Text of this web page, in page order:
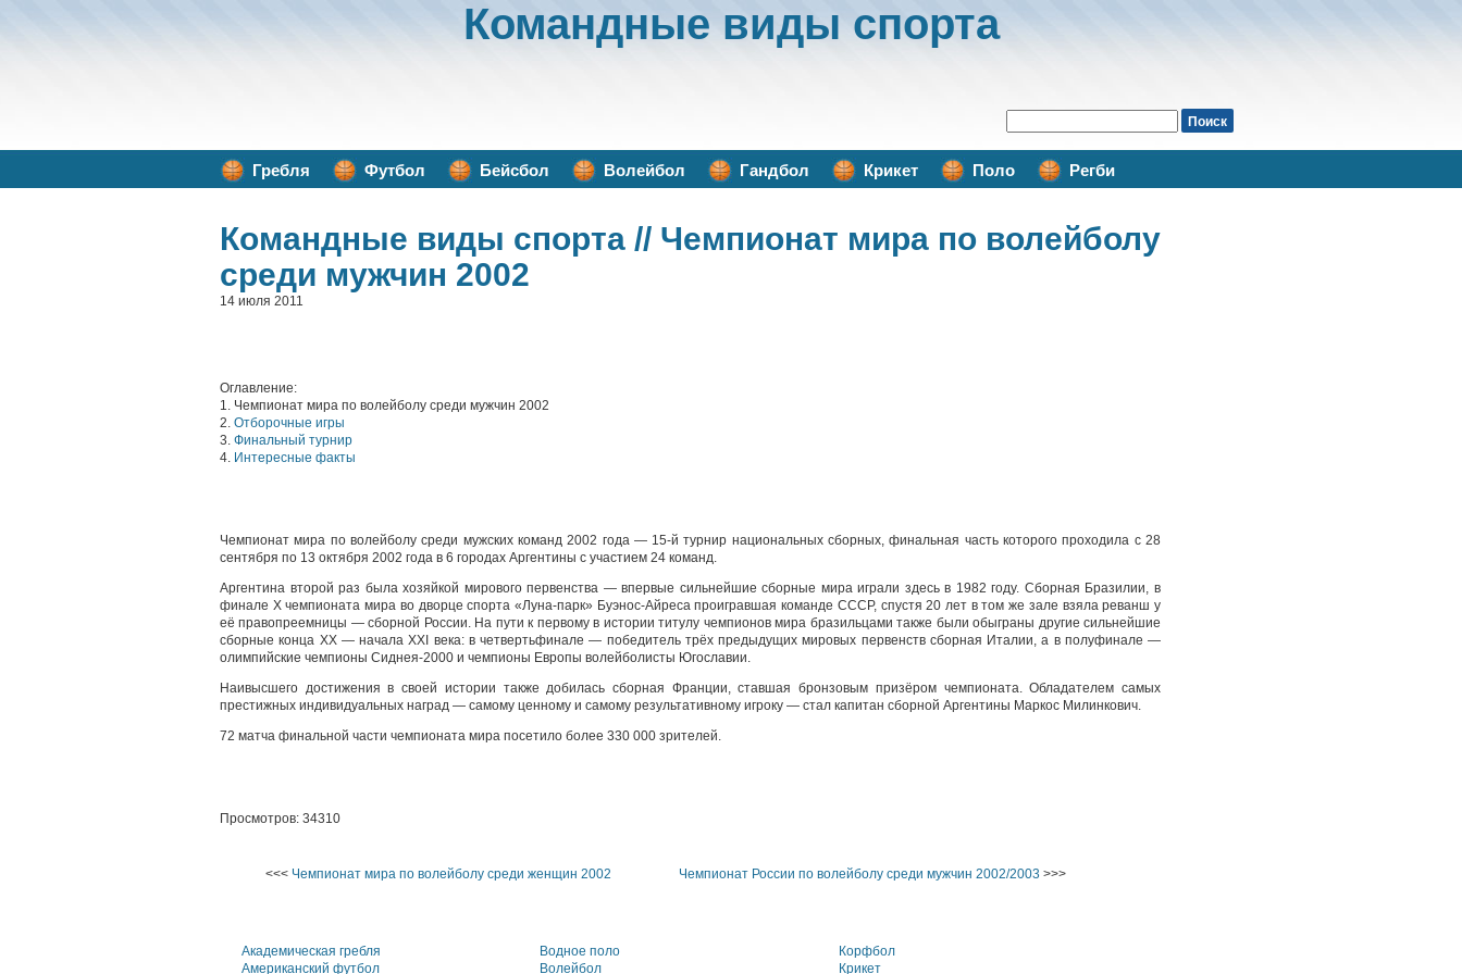
Командные виды спорта
Гребля Футбол Бейсбол Волейбол Гандбол Крикет Поло Регби
Командные виды спорта // Чемпионат мира по волейболу
среди мужчин 2002
14 июля 2011
Оглавление:
1. Чемпионат мира по волейболу среди мужчин 2002
2. Отборочные игры
3. Финальный турнир
4. Интересные факты
Чемпионат мира по волейболу среди мужских команд 2002 года — 15-й турнир национальных сборных, финальная часть которого проходила с 28
сентября по 13 октября 2002 года в 6 городах Аргентины с участием 24 команд.
Аргентина второй раз была хозяйкой мирового первенства — впервые сильнейшие сборные мира играли здесь в 1982 году. Сборная Бразилии, в
финале X чемпионата мира во дворце спорта «Луна-парк» Буэнос-Айреса проигравшая команде СССР, спустя 20 лет в том же зале взяла реванш у
её правопреемницы — сборной России. На пути к первому в истории титулу чемпионов мира бразильцами также были обыграны другие сильнейшие
сборные конца XX — начала XXI века: в четвертьфинале — победитель трёх предыдущих мировых первенств сборная Италии, а в полуфинале —
олимпийские чемпионы Сиднея-2000 и чемпионы Европы волейболисты Югославии.
Наивысшего достижения в своей истории также добилась сборная Франции, ставшая бронзовым призёром чемпионата. Обладателем самых
престижных индивидуальных наград — самому ценному и самому результативному игроку — стал капитан сборной Аргентины Маркос Милинкович.
72 матча финальной части чемпионата мира посетило более 330 000 зрителей.
Просмотров: 34310
<<< Чемпионат мира по волейболу среди женщин 2002 Чемпионат России по волейболу среди мужчин 2002/2003 >>>
Академическая гребля
Американский футбол
Водное поло
Волейбол
Корфбол
Крикет